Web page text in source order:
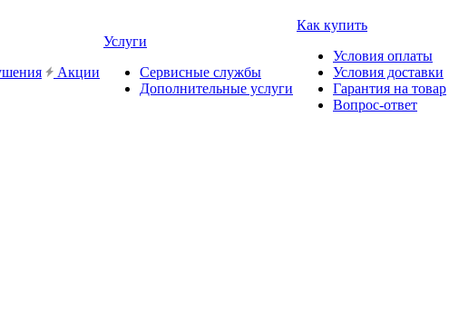
Акции
Услуги
Сервисные службы
Дополнительные услуги
Как купить
Условия оплаты
Условия доставки
Гарантия на товар
Вопрос-ответ